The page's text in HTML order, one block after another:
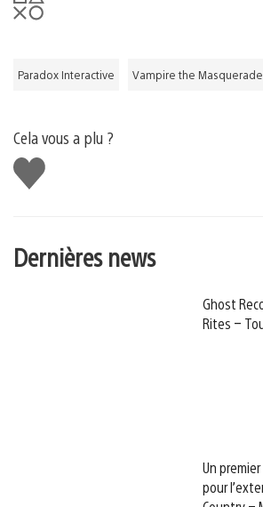
Paradox Interactive Vampire the
Cela vous a plu ?
J'aime
Dernières news
Ghost
Rites –
Un
pour